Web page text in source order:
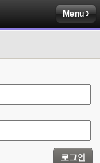
Menu
로그인